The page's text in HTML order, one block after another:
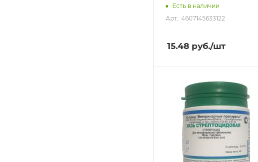
Есть в наличии
Арт.: 4607145633122
15.48 руб./шт